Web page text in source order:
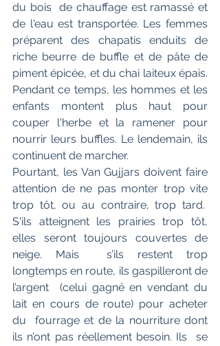
du bois  de chauffage est ramassé et
de l'eau est transportée. Les femmes
préparent des chapatis enduits de
riche beurre de buffle et de pâte de
piment épicée, et du chai laiteux épais.
Pendant ce temps, les hommes et les
enfants montent plus haut pour
couper l'herbe et la ramener pour
nourrir leurs buffles. Le lendemain, ils
continuent de marcher.
Pourtant, les Van Gujjars doivent faire
attention de ne pas monter trop vite
trop tôt, ou au contraire, trop tard.
S'ils atteignent les prairies trop tôt,
elles seront toujours couvertes de
neige. Mais  s’ils restent trop
longtemps en route, ils gaspilleront de
l’argent  (celui gagné en vendant du
lait en cours de route) pour acheter
du  fourrage et de la nourriture dont
ils n’ont pas réellement besoin. Ils  se